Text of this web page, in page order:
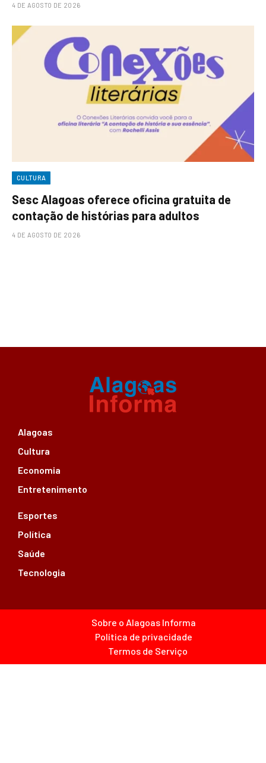
4 DE AGOSTO DE 2026
CULTURA
Sesc Alagoas oferece oficina gratuita de
contação de histórias para adultos
4 DE AGOSTO DE 2026
Alagoas
Cultura
Economia
Entretenimento
Esportes
Política
Saúde
Tecnologia
Sobre o Alagoas Informa
Política de privacidade
Termos de Serviço